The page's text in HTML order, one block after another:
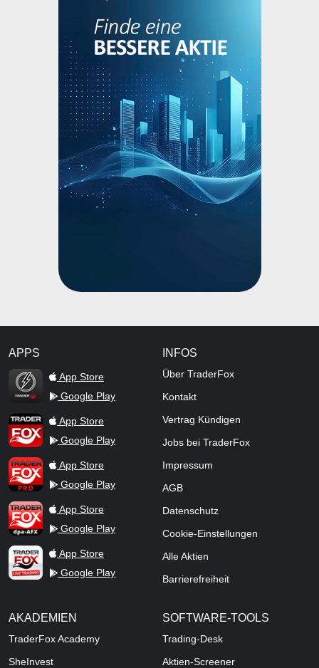
APPS
TraderFox Flash
App Store
Google Play
TraderFox AppApp Store
Google Play
TraderFox ProApp Store
Google Play
TraderFox dpa-AFX ProFeed
App Store
Google Play
TraderFox Live Trading
App Store
Google Play
INFOS
Über TraderFox
Kontakt
Vertrag Kündigen
Jobs bei TraderFox
Impressum
AGB
Datenschutz
Cookie-Einstellungen
Alle Aktien
Barrierefreiheit
AKADEMIEN
TraderFox Academy
SheInvest
SOFTWARE-TOOLS
Trading-Desk
Aktien-Screener